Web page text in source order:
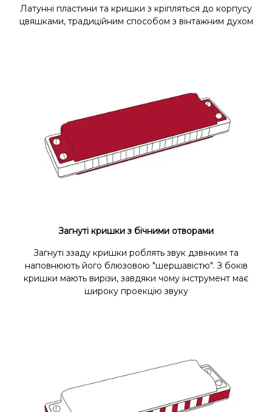
Латунні пластини та кришки з кріпляться до корпусу
цвяшками, традиційним способом з вінтажним духом
Загнуті кришки з бічними отворами
Загнуті ззаду кришки роблять звук дзвінким та
наповнюють його блюзовою "шершавістю". З боків
кришки мають вирізи, завдяки чому інструмент має
широку проекцію звуку